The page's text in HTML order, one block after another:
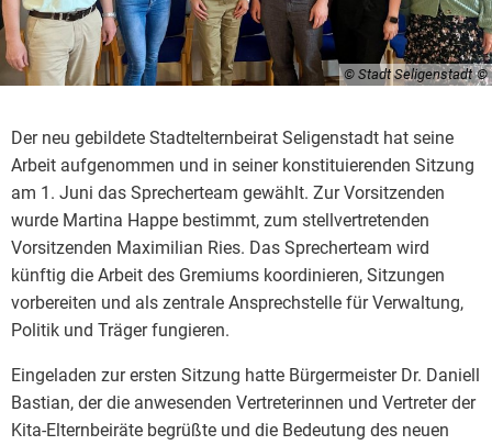
© Stadt Seligenstadt
Der neu gebildete Stadtelternbeirat Seligenstadt hat seine
Arbeit aufgenommen und in seiner konstituierenden Sitzung
am 1. Juni das Sprecherteam gewählt. Zur Vorsitzenden
wurde Martina Happe bestimmt, zum stellvertretenden
Vorsitzenden Maximilian Ries. Das Sprecherteam wird
künftig die Arbeit des Gremiums koordinieren, Sitzungen
vorbereiten und als zentrale Ansprechstelle für Verwaltung,
Politik und Träger fungieren.
Eingeladen zur ersten Sitzung hatte Bürgermeister Dr. Daniell
Bastian, der die anwesenden Vertreterinnen und Vertreter der
Kita-Elternbeiräte begrüßte und die Bedeutung des neuen